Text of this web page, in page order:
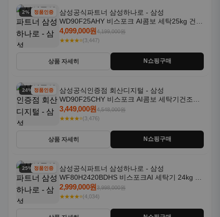
2% 할인정품인증
삼성공식파트너 삼성하나로 - 삼성
WD90F25AHY 비스포크 AI콤보 세탁25kg 건조
18kg 자동문열림 1등급
4,099,000원4,199,000원
★★★★⭐(3,447)
상품 자세히 N쇼핑구매
24% 할인정품인증
삼성공식인증점 회산디지털 - 삼성
WD90F25CHY 비스포크 AI콤보 세탁기건조기
일체형 25kg+18kg 1등급
3,449,000원4,548,000원
★★★★⭐(3,476)
상품 자세히 N쇼핑구매
25% 할인정품인증
삼성공식파트너 삼성하나로 - 삼성
WF80H2420BDHS 비스포크AI 세탁기 24kg 건
조기 20kg 세제자동투입
2,999,000원3,998,000원
★★★★⭐(4,034)